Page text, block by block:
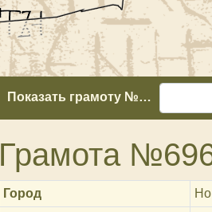
Показать грамоту №…
Грамота
Город